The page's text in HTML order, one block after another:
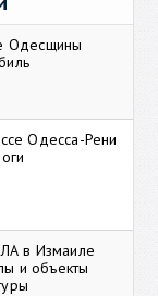
Одесщины
Одесса-Рени
в Измаиле
и объекты